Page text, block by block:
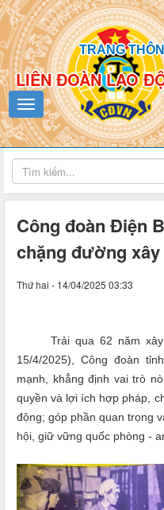
TRANG
LIÊN ĐOÀN LAO
Công đoàn Điện
chặng đường
Thứ hai - 14/04/2025 03:33
Trải qua 62 năm xây
15/4/2025), Công đoàn
mạnh, khẳng định vai trò
quyền và lợi ích hợp pháp,
động; góp phần quan trọng
hội, giữ vững quốc phòng -